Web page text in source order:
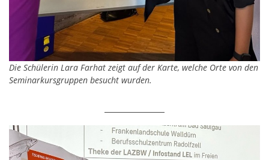
Die Schülerin Lara Farhat zeigt auf der Karte, welche Orte von den
Seminarkursgruppen besucht wurden.